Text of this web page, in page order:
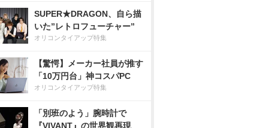
SUPER★DRAGON、自ら描
いた”レトロフューチャー”
オリコンタイアップ特集
【驚愕】メーカー社員が推す
「10万円台」神コスパPC
オリコンタイアップ特集
「別班のよう」腕時計で
『VIVANT』の世界観再現